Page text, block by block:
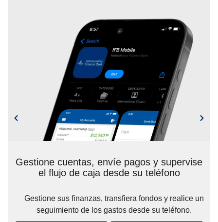
Gestione cuentas, envíe pagos y supervise
el flujo de caja desde su teléfono
Gestione sus finanzas, transfiera fondos y realice un
seguimiento de los gastos desde su teléfono.